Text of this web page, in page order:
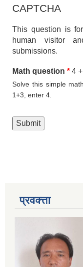
CAPTCHA
This question is
human visitor
submissions.
Math question * 4
Solve this simple
1+3, enter 4.
प्रवक्त्ता